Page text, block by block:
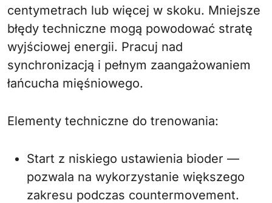
centymetrach lub więcej w skoku. Mniejsze
błędy techniczne mogą powodować stratę
wyjściowej energii. Pracuj nad
synchronizacją i pełnym zaangażowaniem
łańcucha mięśniowego.
Elementy techniczne do trenowania:
Start z niskiego ustawienia bioder —
pozwala na wykorzystanie większego
zakresu podczas countermovement.